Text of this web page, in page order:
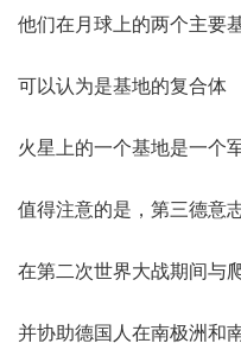
他们在月球上的两个主要
可以认为是基地的复合体
火星上的一个基地是一个
值得注意的是，第三德意
在第二次世界大战期间与
并协助德国人在南极洲和